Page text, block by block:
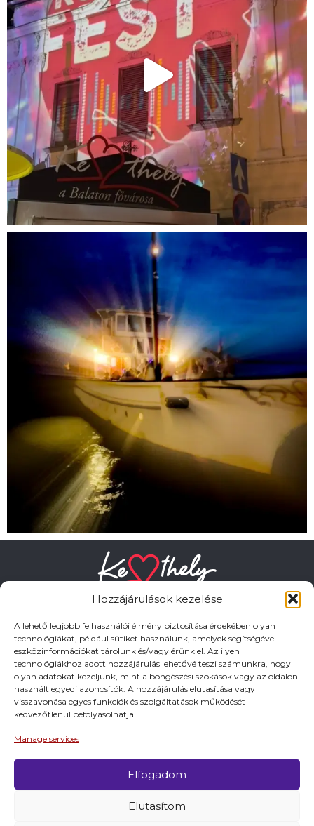
Hozzájárulások kezelése
A lehető legjobb felhasználói élmény biztosítása érdekében olyan
technológiákat, például sütiket használunk, amelyek segítségével
eszközinformációkat tárolunk és/vagy érünk el. Az ilyen
technológiákhoz adott hozzájárulás lehetővé teszi számunkra, hogy
olyan adatokat kezeljünk, mint a böngészési szokások vagy az oldalon
használt egyedi azonosítók. A hozzájárulás elutasítása vagy
visszavonása egyes funkciók és szolgáltatások működését
kedvezőtlenül befolyásolhatja.
Manage services
Elfogadom
Elutasítom
HASZNOS LINKEK
Adatkezelési tájékoztató
Impresszum
© 2026 Minden jog fentartva.
A keszthely.hu KIADÓJA KESZTHELY VÁROS